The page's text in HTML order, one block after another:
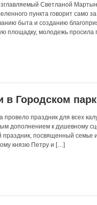
Светланой
пункта говорит само
быта и созданию
площадку, молодежь просила
Городском
провело праздник для всех
дополнением к душевному
праздник, посвященный семье
князю Петру и […]